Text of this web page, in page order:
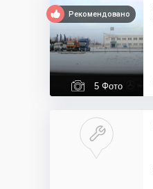
Рекомендовано
5 Фото